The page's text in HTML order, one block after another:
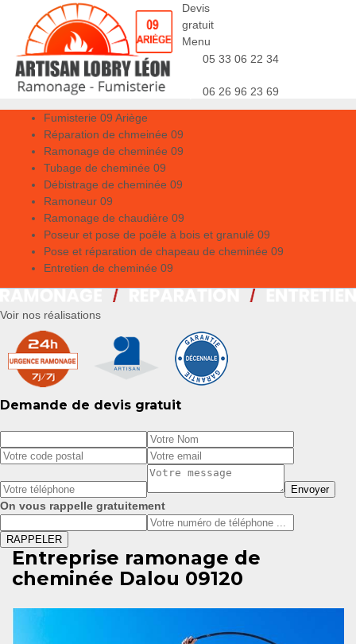
Devis
gratuit
Menu
05 33 06 22 34
06 26 96 23 69
Fumisterie 09 Ariège
Réparation de chmeinée 09
Ramonage de cheminée 09
Tubage de cheminée 09
Débistrage de cheminée 09
Ramoneur 09
Ramonage de chaudière 09
Poseur et pose de poêle à bois et granulé 09
Pose et réparation de chapeau de cheminée 09
Entretien de cheminée 09
Voir nos réalisations
Demande de devis gratuit
On vous rappelle gratuitement
Entreprise ramonage de
cheminée Dalou 09120